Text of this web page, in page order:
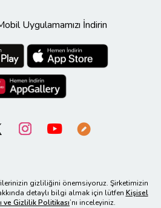
Uygulamamızı İndirin
gizliliğini önemsiyoruz. Şirketimizin
detaylı bilgi almak için lütfen Kişisel
ve Gizlilik Politikası’nı inceleyiniz.